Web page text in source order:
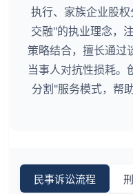
执行、家族企业股
交融"的执业理念，
策略结合，擅长通过
当事人对抗性损耗。
分割"服务模式，帮
民事诉讼流程